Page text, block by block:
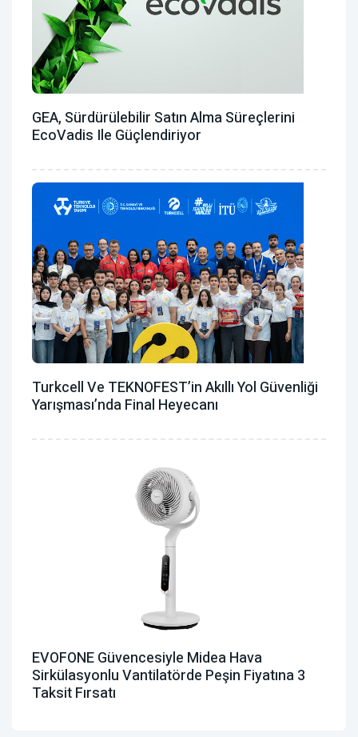
GEA, Sürdürülebilir Satın Alma Süreçlerini
EcoVadis Ile Güçlendiriyor
Turkcell Ve TEKNOFEST’in Akıllı Yol Güvenliği
Yarışması’nda Final Heyecanı
EVOFONE Güvencesiyle Midea Hava
Sirkülasyonlu Vantilatörde Peşin Fiyatına 3
Taksit Fırsatı